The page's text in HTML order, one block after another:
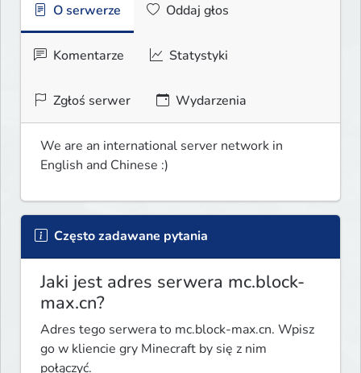
O serwerze Oddaj głos
Komentarze Statystyki
Zgłoś serwer Wydarzenia
We are an international server network in
English and Chinese :)
Często zadawane pytania
Jaki jest adres serwera mc.block-
max.cn?
Adres tego serwera to mc.block-max.cn. Wpisz
go w kliencie gry Minecraft by się z nim
połączyć.